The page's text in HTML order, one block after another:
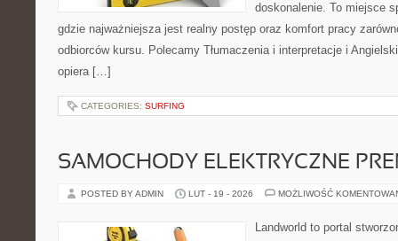
doskonalenie. To miejsce
gdzie najważniejsza jest realny postęp oraz komfort pracy
odbiorców kursu. Polecamy Tłumaczenia i interpretacje i
opiera […]
CATEGORIES: SURFING
SAMOCHODY ELEKTRYCZNE
POSTED BY ADMIN LUT - 19 - 2026 MOŻLIWOŚĆ
Landworld to portal